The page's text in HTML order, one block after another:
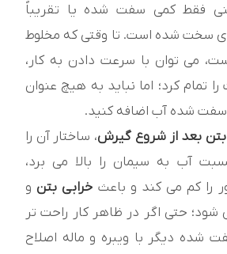
فقط کمی سفت شده یا تقریباً
ی سخت شده است. تا وقتی که مخلوط
می توان با سرعت دادن به کار،
تمام کرد؛ اما نباید به هیچ عنوان
سفت شده آب اضافه کنید.
بعد از شروع گیرش، ساختار آن را
آب به سیمان را بالا می برد،
را کم می کند و باعث خرابی بتن و
شود؛ حتی اگر در ظاهر کار راحت تر
شده دیگر با ویبره و ماله اصلاح